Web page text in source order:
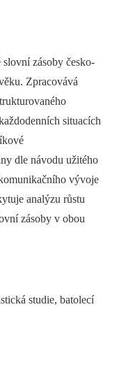
zásoby česko-
Zpracovává
situacích
dle návodu užitého
vývoje
analýzu růstu
zásoby v obou
studie, batolecí